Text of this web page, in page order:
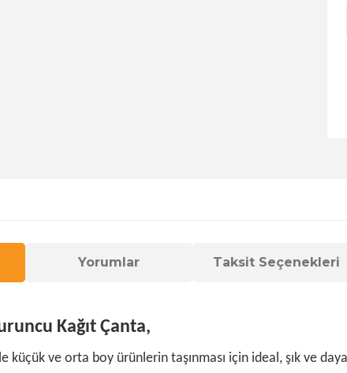
Yorumlar Taksit Seçenekleri
Kağıt Çanta,
küçük ve orta boy ürünlerin taşınması için ideal, şık ve